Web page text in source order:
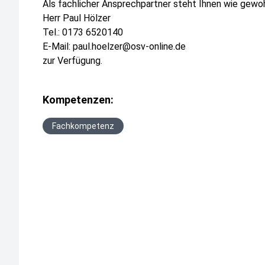
Als fachlicher Ansprechpartner steht Ihnen wie
Herr Paul Hölzer
Tel.: 0173 6520140
E-Mail: paul.hoelzer@osv-online.de
zur Verfügung.
Kompetenzen:
Fachkompetenz